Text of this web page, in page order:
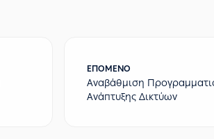
ΕΠΌΜΕΝΟ
Αναβάθμιση
Ανάπτυξης Δικτύων